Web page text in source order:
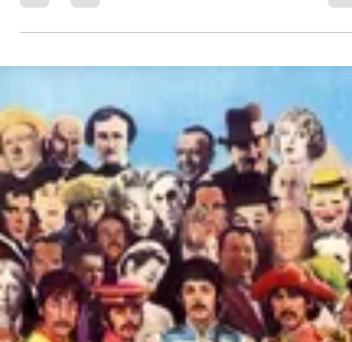
Mira, todos hemos visto a alguien leer el tarot
en una mesa con mantel morado, diciendo